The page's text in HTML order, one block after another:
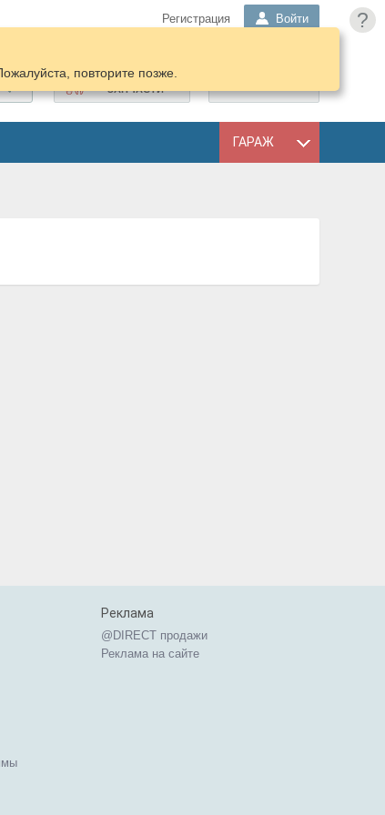
?
Регистрация Войти
ПОДОБРАТЬ
ЗАПЧАСТИ
ГАРАЖ
повторите позже.
Реклама
@DIRECT продажи
Реклама на сайте